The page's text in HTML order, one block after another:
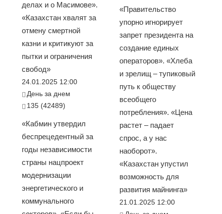
делах и о Масимове».
«Казахстан хвалят за
отмену смертной
казни и критикуют за
пытки и ограничения
свобод»
24.01.2025 12:00
День за днем
135 (42489)
«Кабмин утвердил
беспрецедентный за
годы независимости
страны нацпроект
модернизации
энергетического и
коммунального
«Правительство
упорно игнорирует
запрет президента на
создание единых
операторов». «Хлеба
и зрелищ – тупиковый
путь к обществу
всеобщего
потребления». «Цена
растет – падает
спрос, а у нас
наоборот».
«Казахстан упустил
возможность для
развития майнинга»
21.01.2025 12:00